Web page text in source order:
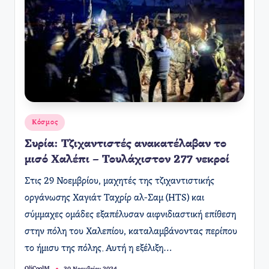
Αναρτήθηκε
σε
Κόσμος
Συρία: Τζιχαντιστές ανακατέλαβαν το
μισό Χαλέπι – Τουλάχιστον 277 νεκροί
Στις 29 Νοεμβρίου, μαχητές της τζιχαντιστικής
οργάνωσης Χαγιάτ Ταχρίρ αλ-Σαμ (HTS) και
σύμμαχες ομάδες εξαπέλυσαν αιφνιδιαστική επίθεση
στην πόλη του Χαλεπίου, καταλαμβάνοντας περίπου
το ήμισυ της πόλης. Αυτή η εξέλιξη…